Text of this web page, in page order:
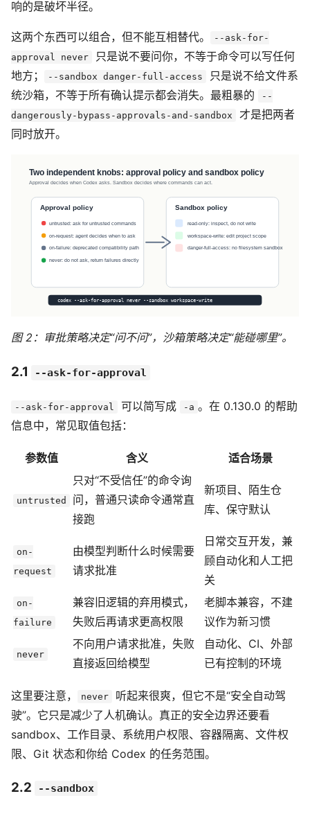
响的是破坏半径。
这两个东西可以组合，但不能互相替代。
--ask-for-
approval never
只是说不要问你，不等于命令可以写任何
地方；
--sandbox danger-full-access
只是说不给文件系
统沙箱，不等于所有确认提示都会消失。最粗暴的
--
dangerously-bypass-approvals-and-sandbox
才是把两者
同时放开。
图 2：审批策略决定“问不问”，沙箱策略决定“能碰哪里”。
2.1 --ask-for-approval
--ask-for-approval 可以简写成 -a 。在 0.130.0 的帮助
信息中，常见取值包括：
参数值 含义 适合场景
untrusted
只对“不受信任”的命令询
问，普通只读命令通常直
接跑
新项目、陌生仓
库、保守默认
on-
request
由模型判断什么时候需要
请求批准
日常交互开发，兼
顾自动化和人工把
关
on-
failure
兼容旧逻辑的弃用模式，
失败后再请求更高权限
老脚本兼容，不建
议作为新习惯
never
不向用户请求批准，失败
直接返回给模型
自动化、CI、外部
已有控制的环境
这里要注意， never
听起来很爽，但它不是“安全自动驾
驶”。它只是减少了人机确认。真正的安全边界还要看
sandbox、工作目录、系统用户权限、容器隔离、文件权
限、Git 状态和你给 Codex 的任务范围。
2.2 --sandbox